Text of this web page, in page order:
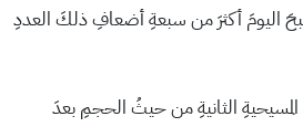
عامَ 1910، وأصبحَ اليومَ أكثرَ من سبعةِ أضعافِ ذلكَ العددِ
الثانيةِ من حيثُ الحجمِ بعدَ